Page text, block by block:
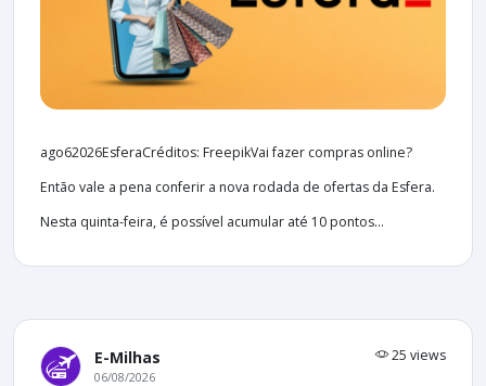
ago62026EsferaCréditos: FreepikVai fazer compras online?
Então vale a pena conferir a nova rodada de ofertas da Esfera.
Nesta quinta-feira, é possível acumular até 10 pontos...
E-Milhas 25 views
06/08/2026